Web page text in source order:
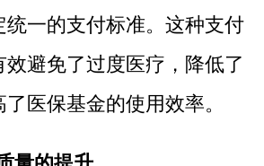
统一的支付标准。这种支付
避免了过度医疗，降低了
医保基金的使用效率。